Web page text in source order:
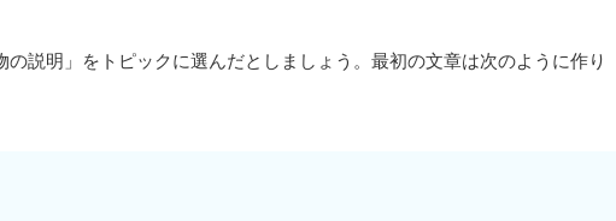
の説明」をトピックに選んだとしましょう。最初の文章は次のように作り